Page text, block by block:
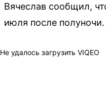
Вячеслав сообщил,
июля после полуночи.
Не удалось загрузить VIQEO